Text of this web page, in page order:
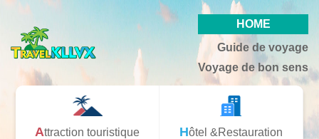
HOME
Guide de voyage
Voyage de bon sens
Attraction touristique Hôtel &Restauration